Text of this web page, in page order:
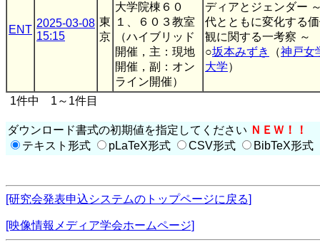
ENT
2025-03-08
15:15
東
京
大学院棟６０
１、６０３教室
（ハイブリッド
開催，主：現地
開催，副：オン
ライン開催）
ディアとジェンダー
代とともに変化する
観に関する一考察 ～
○坂本みずき （神戸女
大学）
1件中 1～1件目
ダウンロード書式の初期値を指定してください ＮＥＷ！！
テキスト形式
pLaTeX形式 CSV形式 BibTeX形式
[研究会発表申込システムのトップページに戻る]
[映像情報メディア学会ホームページ]